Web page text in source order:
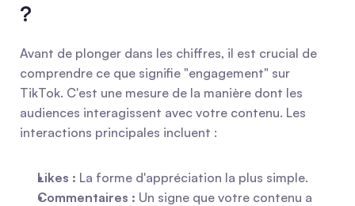
?
Avant de plonger dans les chiffres, il est crucial de
comprendre ce que signifie "engagement" sur
TikTok. C'est une mesure de la manière dont les
audiences interagissent avec votre contenu. Les
interactions principales incluent :
Likes : La forme d'appréciation la plus simple.
Commentaires : Un signe que votre contenu a